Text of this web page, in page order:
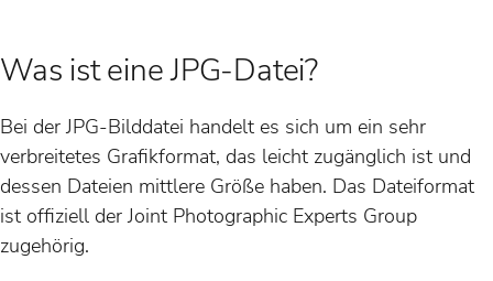
Was ist eine JPG-Datei?
Bei der JPG-Bilddatei handelt es sich um ein sehr
verbreitetes Grafikformat, das leicht zugänglich ist und
dessen Dateien mittlere Größe haben. Das Dateiformat
ist offiziell der Joint Photographic Experts Group
zugehörig.